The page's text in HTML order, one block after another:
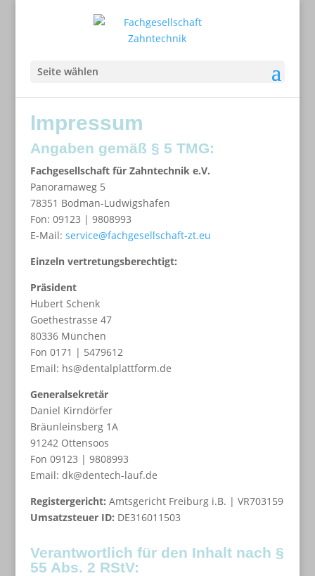
Seite wählen
Impressum
Angaben gemäß § 5 TMG:
Fachgesellschaft für Zahntechnik e.V.
Panoramaweg 5
78351 Bodman-Ludwigshafen
Fon: 09123 | 9808993
E-Mail: service@fachgesellschaft-zt.eu
Einzeln vertretungsberechtigt:
Präsident
Hubert Schenk
Goethestrasse 47
80336 München
Fon 0171 | 5479612
Email: hs@dentalplattform.de
Generalsekretär
Daniel Kirndörfer
Bräunleinsberg 1A
91242 Ottensoos
Fon ‭09123 | 9808993
Email: dk@dentech-lauf.de
Registergericht: Amtsgericht Freiburg i.B. | VR703159
Umsatzsteuer ID: DE316011503
Verantwortlich für den Inhalt nach §
55 Abs. 2 RStV: